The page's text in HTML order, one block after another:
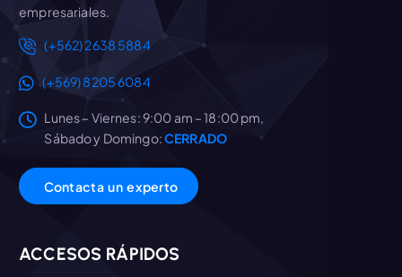
empresariales.
(+562) 2638 5884
(+569) 8205 6084
Lunes – Viernes: 9:00 am – 18:00 pm,
Sábado y Domingo:CERRADO
Contacta un experto
ACCESOS RÁPIDOS